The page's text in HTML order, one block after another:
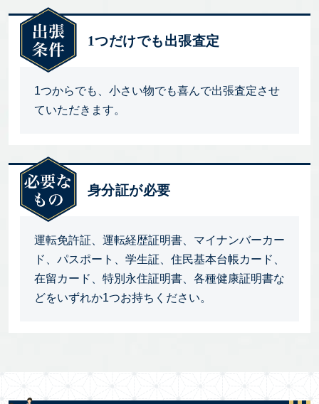
1つだけでも出張査定
1つからでも、小さい物でも喜んで出張査定させ
ていただきます。
身分証が必要
運転免許証、運転経歴証明書、マイナンバーカー
ド、パスポート、学生証、住民基本台帳カード、
在留カード、特別永住証明書、各種健康証明書な
どをいずれか1つお持ちください。